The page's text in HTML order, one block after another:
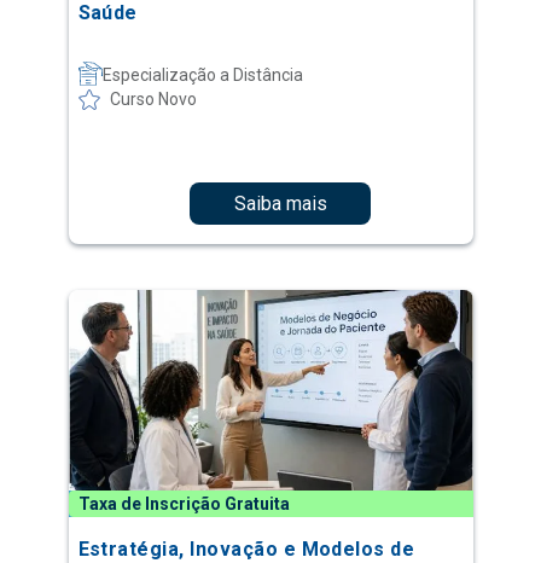
Saúde
Especialização a Distância
Curso Novo
Saiba mais
Taxa de Inscrição Gratuita
Estratégia, Inovação e Modelos de